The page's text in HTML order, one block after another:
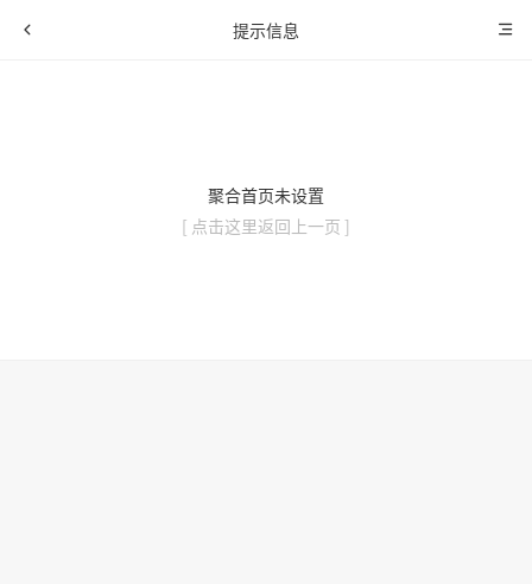
提示信息
聚合首页未设置
[ 点击这里返回上一页 ]